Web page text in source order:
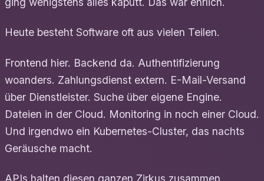
Heute besteht Software oft aus vielen Teilen.
Frontend hier. Backend da. Authentifizierung
woanders. Zahlungsdienst extern. E-Mail-Versand
über Dienstleister. Suche über eigene Engine.
Dateien in der Cloud. Monitoring in noch einer Cloud.
Und irgendwo ein Kubernetes-Cluster, das nachts
Geräusche macht.
APIs halten diesen ganzen Zirkus zusammen.